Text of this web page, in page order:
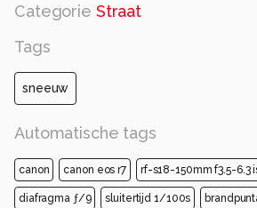
Categorie Straat
Tags
sneeuw
Automatische tags
canon canon eos r7 rf-s18-150mm f3.5-6.3
diafragma ƒ/9 sluitertijd 1/100s